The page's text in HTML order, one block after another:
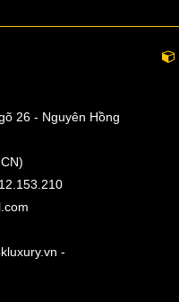
26 - Nguyên Hồng
-